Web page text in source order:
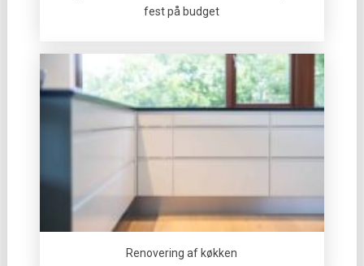
fest på budget
Renovering af køkken